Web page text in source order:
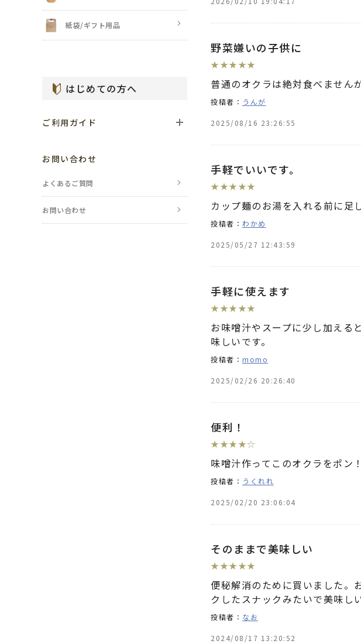
野菜嫌いの子供に
★ ★★ ★★
普通のオクラは絶対食べません
投稿者： うんが
2025/08/16 23:26:55
手軽でいいです。
★ ★★ ★★
カップ麺のお湯を入れる前に足
投稿者： わかめ
2025/05/27 12:43:59
手軽に使えます
★ ★★ ★★
お味噌汁やスープに少し加える
味しいです。
投稿者： momo
2025/02/26 20:26:40
便利！
★ ★★ ★☆
味噌汁作ってこのオクラをポン
投稿者： うくれれ
2025/02/20 23:06:04
そのままで美味しい
★ ★★ ★★
便秘解消のために買いました。
クしたスナックみたいで美味し
投稿者： なお
2024/08/17 13:20:52
紙袋/ギフト用品
はじめての方へ
ご利用ガイド
お問い合わせ
よくあるご質問
お問い合わせ